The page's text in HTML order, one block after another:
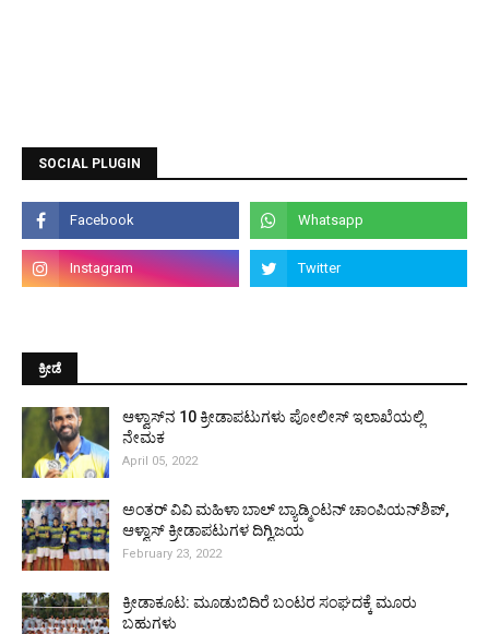
SOCIAL PLUGIN
ಕ್ರೀಡೆ
ಆಳ್ವಾಸ್‌ನ 10 ಕ್ರೀಡಾಪಟುಗಳು ಪೋಲೀಸ್ ಇಲಾಖೆಯಲ್ಲಿ
ನೇಮಕ
April 05, 2022
ಅಂತರ್ ವಿವಿ ಮಹಿಳಾ ಬಾಲ್ ಬ್ಯಾಡ್ಮಿಂಟನ್ ಚಾಂಪಿಯನ್‌ಶಿಪ್,
ಆಳ್ವಾಸ್ ಕ್ರೀಡಾಪಟುಗಳ ದಿಗ್ವಿಜಯ
February 23, 2022
ಕ್ರೀಡಾಕೂಟ: ಮೂಡುಬಿದಿರೆ ಬಂಟರ ಸಂಘದಕ್ಕೆ ಮೂರು
ಬಹುಗಳು